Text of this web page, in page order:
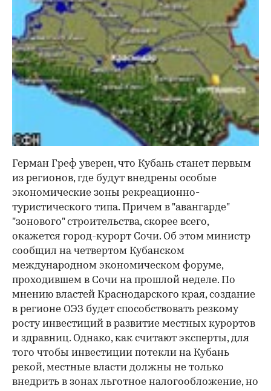
Герман Греф уверен, что Кубань станет первым
из регионов, где будут внедрены особые
экономические зоны рекреационно-
туристического типа. Причем в "авангарде"
"зонового" строительства, скорее всего,
окажется город-курорт Сочи. Об этом министр
сообщил на четвертом Кубанском
международном экономическом форуме,
проходившем в Сочи на прошлой неделе. По
мнению властей Краснодарского края, создание
в регионе ОЭЗ будет способствовать резкому
росту инвестиций в развитие местных курортов
и здравниц. Однако, как считают эксперты, для
того чтобы инвестиции потекли на Кубань
рекой, местные власти должны не только
внедрить в зонах льготное налогообложение, но